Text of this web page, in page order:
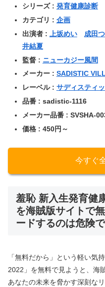
シリーズ : 発育健康診断
カテゴリ : 企画
出演者 :
上坂めい 成田
井結夏
監督 : ニューカジー風間
メーカー : SADISTIC
レーベル : サディスティ
品番 : sadistic-1116
メーカー品番 : SVSHA-
価格 : 450円～
今すぐ
羞恥 新入生発育健
を海賊版サイトで
ードするのは危険で
「無料だから」という軽い気
2022」を無料で見ようと、海
あなたの未来を脅かす深刻な